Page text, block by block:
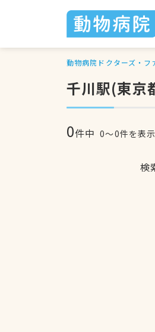
動物病院ドクターズ・フ
千川駅(東京
0件中 0〜0件を表示
検